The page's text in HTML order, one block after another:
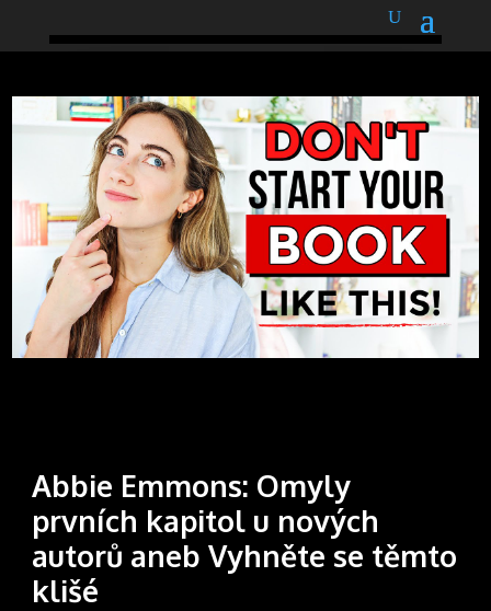
Abbie Emmons: Omyly
prvních kapitol u nových
autorů aneb Vyhněte se těmto
klišé